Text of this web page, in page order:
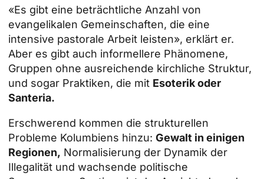
«Es gibt eine beträchtliche Anzahl von
evangelikalen Gemeinschaften, die eine
intensive pastorale Arbeit leisten», erklärt er.
Aber es gibt auch informellere Phänomene,
Gruppen ohne ausreichende kirchliche Struktur,
und sogar Praktiken, die mit Esoterik oder
Santeria.
Erschwerend kommen die strukturellen
Probleme Kolumbiens hinzu: Gewalt in einigen
Regionen, Normalisierung der Dynamik der
Illegalität und wachsende politische